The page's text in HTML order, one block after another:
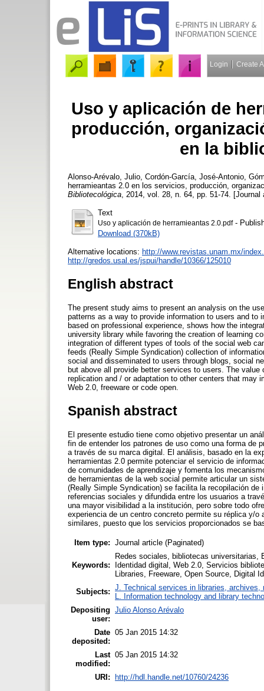
Login Create
Uso y aplicación de
producción,
en la
Alonso-Arévalo, Julio Cordón-García, José-Antonio
herramieantas 2.0 en los servicios, producción,
Bibliotecológica , 2014, vol. 28, n. 64, pp. 51-74.
Text
Uso y aplicación de herramieantas 2.0.pdf-
Download (370kB)
Alternative locations: http://www.revistas.unam.mx/
http://gredos.usal.es/jspui/handle/10366/125010
English abstract
The present study aims to present an analysis on the
patterns as a way to provide information to users and
based on professional experience, shows how the
university library while favoring the creation of learning
integration of different types of tools of the social web
feeds (Really Simple Syndication) collection of
social and disseminated to users through blogs, social
but above all provide better services to users. The
replication and / or adaptation to other centers that may
Web 2.0, freeware or code open.
Spanish abstract
El presente estudio tiene como objetivo presentar un
fin de entender los patrones de uso como una forma de
a través de su marca digital. El análisis, basado en la
herramientas 2.0 permite potenciar el servicio de
de comunidades de aprendizaje y fomenta los
de herramientas de la web social permite articular un
(Really Simple Syndication) se facilita la recopilación
referencias sociales y difundida entre los usuarios a
una mayor visibilidad a la institución, pero sobre todo
experiencia de un centro concreto permite su réplica y/
similares, puesto que los servicios proporcionados se
Item type: Journal article (Paginated)
Keywords:
Redes sociales, bibliotecas universitarias,
Identidad digital, Web 2.0, Servicios
Libraries, Freeware, Open Source, Digital
Subjects: J. Technical services in libraries, archives,
L. Information technology and library
Depositing
user:
Julio Alonso Arévalo
Date
deposited:
05 Jan 2015 14:32
Last
modified:
05 Jan 2015 14:32
URI: http://hdl.handle.net/10760/24236